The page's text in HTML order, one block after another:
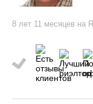
8 лет 11 месяцев на